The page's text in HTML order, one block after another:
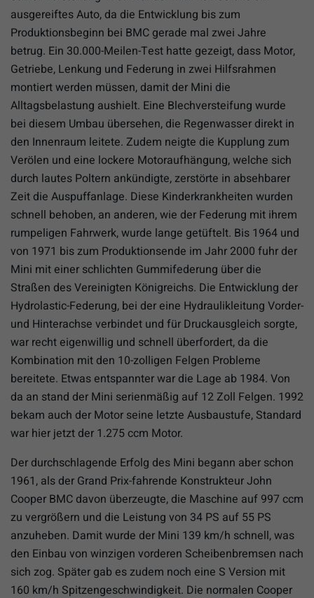
ausgereiftes Auto, da die Entwicklung bis zum
Produktionsbeginn bei BMC gerade mal zwei Jahre
betrug. Ein 30.000-Meilen-Test hatte gezeigt, dass Motor,
Getriebe, Lenkung und Federung in zwei Hilfsrahmen
montiert werden müssen, damit der Mini die
Alltagsbelastung aushielt. Eine Blechversteifung wurde
bei diesem Umbau übersehen, die Regenwasser direkt in
den Innenraum leitete. Zudem neigte die Kupplung zum
Verölen und eine lockere Motoraufhängung, welche sich
durch lautes Poltern ankündigte, zerstörte in absehbarer
Zeit die Auspuffanlage. Diese Kinderkrankheiten wurden
schnell behoben, an anderen, wie der Federung mit ihrem
rumpeligen Fahrwerk, wurde lange getüftelt. Bis 1964 und
von 1971 bis zum Produktionsende im Jahr 2000 fuhr der
Mini mit einer schlichten Gummifederung über die
Straßen des Vereinigten Königreichs. Die Entwicklung der
Hydrolastic-Federung, bei der eine Hydraulikleitung Vorder-
und Hinterachse verbindet und für Druckausgleich sorgte,
war recht eigenwillig und schnell überfordert, da die
Kombination mit den 10-zolligen Felgen Probleme
bereitete. Etwas entspannter war die Lage ab 1984. Von
da an stand der Mini serienmäßig auf 12 Zoll Felgen. 1992
bekam auch der Motor seine letzte Ausbaustufe, Standard
war hier jetzt der 1.275 ccm Motor.
Der durchschlagende Erfolg des Mini begann aber schon
1961, als der Grand Prix-fahrende Konstrukteur John
Cooper BMC davon überzeugte, die Maschine auf 997 ccm
zu vergrößern und die Leistung von 34 PS auf 55 PS
anzuheben. Damit wurde der Mini 139 km/h schnell, was
den Einbau von winzigen vorderen Scheibenbremsen nach
sich zog. Später gab es zudem noch eine S Version mit
160 km/h Spitzengeschwindigkeit. Die normalen Cooper